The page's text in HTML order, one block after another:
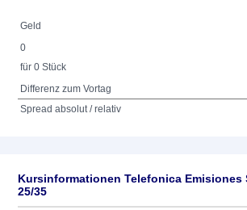
Geld
0
für 0 Stück
Differenz zum Vortag
Spread absolut / relativ
Kursinformationen Telefonica Emisiones
25/35